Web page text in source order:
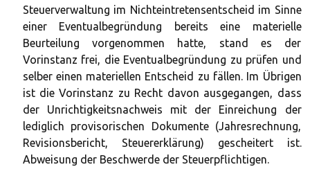
Steuerverwaltung im Nichteintretensentscheid im Sinne
einer Eventualbegründung bereits eine materielle
Beurteilung vorgenommen hatte, stand es der
Vorinstanz frei, die Eventualbegründung zu prüfen und
selber einen materiellen Entscheid zu fällen. Im Übrigen
ist die Vorinstanz zu Recht davon ausgegangen, dass
der Unrichtigkeitsnachweis mit der Einreichung der
lediglich provisorischen Dokumente (Jahresrechnung,
Revisionsbericht, Steuererklärung) gescheitert ist.
Abweisung der Beschwerde der Steuerpflichtigen.